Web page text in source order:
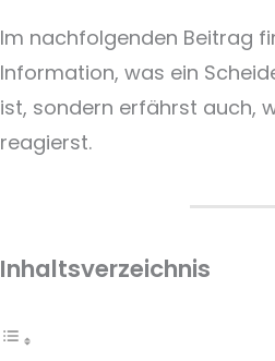
Im nachfolgenden Beitrag
Information, was ein
ist, sondern erfährst auch,
reagierst.
Inhaltsverzeichnis